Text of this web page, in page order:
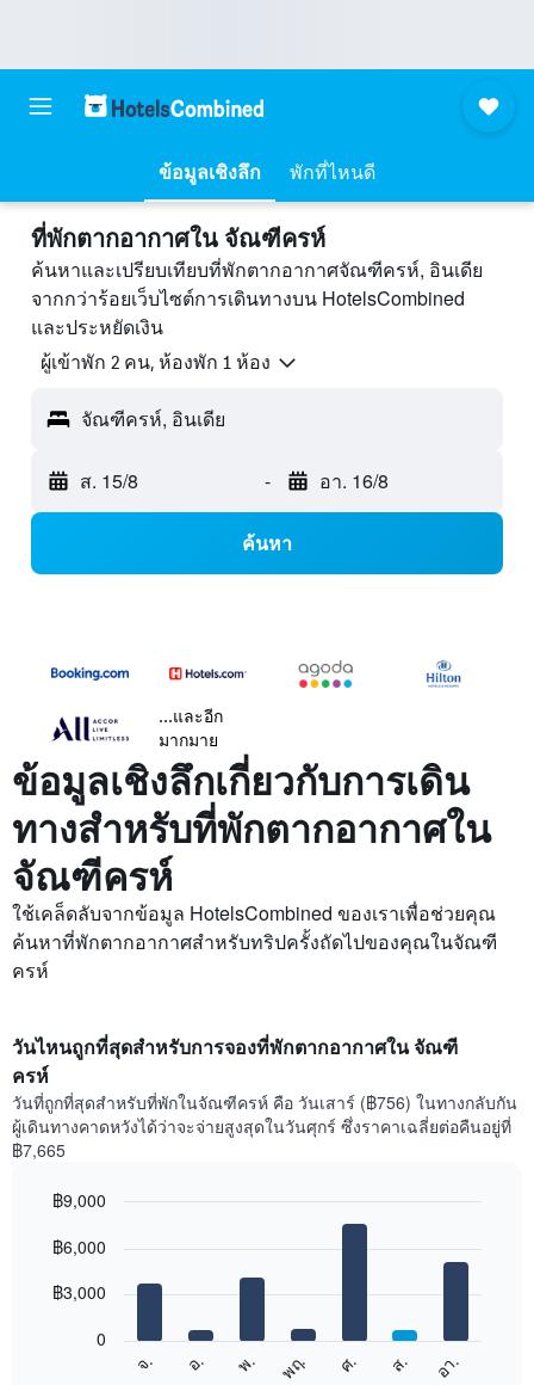
ข้อมูลเชิงลึก พักที่ไหนดี
ที่พักตากอากาศใน จัณฑีครห์
ค้นหาและเปรียบเทียบที่พักตากอากาศจัณฑีครห์, อินเดีย
จากกว่าร้อยเว็บไซต์การเดินทางบน HotelsCombined
และประหยัดเงิน
ผู้เข้าพัก 2 คน, ห้องพัก 1 ห้อง
จัณฑีครห์, อินเดีย
ส. 15/8 - อา. 16/8
ค้นหา
...และอีก
มากมาย
ข้อมูลเชิงลึกเกี่ยวกับการเดิน
ทางสำหรับที่พักตากอากาศใน
จัณฑีครห์
ใช้เคล็ดลับจากข้อมูล HotelsCombined ของเราเพื่อช่วยคุณ
ค้นหาที่พักตากอากาศสำหรับทริปครั้งถัดไปของคุณในจัณฑี
ครห์
วันไหนถูกที่สุดสำหรับการจองที่พักตากอากาศใน จัณฑี
ครห์
วันที่ถูกที่สุดสำหรับที่พักในจัณฑีครห์ คือ วันเสาร์ (฿756) ในทางกลับกัน
ผู้เดินทางคาดหวังได้ว่าจะจ่ายสูงสุดในวันศุกร์ ซึ่งราคาเฉลี่ยต่อคืนอยู่ที่
฿7,665
chart
bars.
แผนภูมิ
graphic.
จ. อ. พ. พฤ. ศ. ส. อา.
0
฿3,000
฿6,000
฿9,000